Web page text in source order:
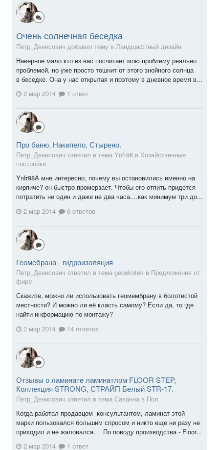
Очень солнечная беседка
Петр_Денисович добавил тему в Ландшафтный дизайн
Наверное мало кто из вас посчитает мою проблему реально
проблемой, но уже просто тошнит от этого знойного солнца
в беседке. Она у нас открытая и поэтому в дневное время в...
2 мар 2014
1 ответ
Про баню. Накипело. Стырено.
Петр_Денисович ответил в тема Ynfr98 в Хозяйственные
постройки
Ynfr98А мне интересно, почему вы остановились именно на
кирпиче? он быстро промерзает. Чтобы его отпить придется
потратить не один и даже не два часа....как минимум три до...
2 мар 2014
6 ответов
Геомебрана - гидроизоляция
Петр_Денисович ответил в тема geoekotek в Предложения от
фирм
Скажите, можно ли использовать геомембрану в болотистой
местности? И можно ли её класть самому? Если да, то где
найти информацию по монтажу?
2 мар 2014
14 ответов
Отзывы о ламинате ламинатлом FLOOR STEP,
Коллекция STRONG, СТРАЙП Белый STR-17.
Петр_Денисович ответил в тема Саванна в Пол
Когда работал продавцом -консультантом, ламинат этой
марки пользовался большим спросом и никто еще ни разу не
приходил и не жаловался. По поводу производства - Floor...
2 мар 2014
1 ответ